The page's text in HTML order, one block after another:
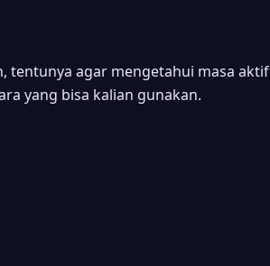
tentunya agar mengetahui masa aktif
yang bisa kalian gunakan.